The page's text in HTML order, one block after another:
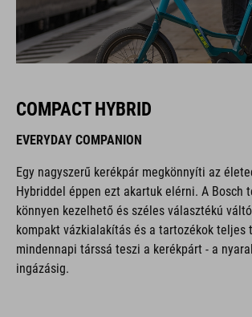
COMPACT HYBRID
EVERYDAY COMPANION
Egy nagyszerű kerékpár megkönnyíti az
Hybriddel éppen ezt akartuk elérni. A Bosch
könnyen kezelhető és széles választékú
kompakt vázkialakítás és a tartozékok teljes
mindennapi társsá teszi a kerékpárt - a
ingázásig.